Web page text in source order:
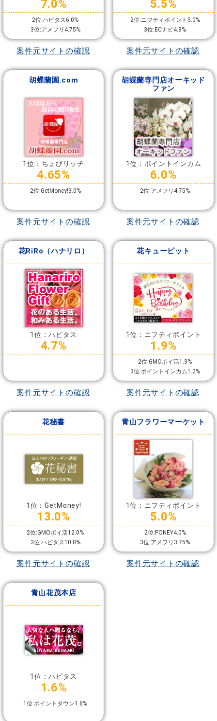
7.0%
2位:ハピタス6.0%
3位:アメフリ4.75%
案件元サイトの確認
5.5%
2位:ニフティポイント5.0%
3位:ECナビ4.8%
案件元サイトの確認
胡蝶蘭園.com
1位：ちょびリッチ
4.65%
2位:GetMoney!3.0%
案件元サイトの確認
胡蝶蘭専門店オーキッド
ファン
1位：ポイントインカム
6.0%
2位:アメフリ4.75%
案件元サイトの確認
花RiRo（ハナリロ）
1位：ハピタス
4.7%
案件元サイトの確認
花キューピット
1位：ニフティポイント
1.9%
2位:GMOポイ活1.3%
3位:ポイントインカム1.2%
案件元サイトの確認
花秘書
1位：GetMoney!
13.0%
2位:GMOポイ活12.0%
3位:ハピタス10.0%
案件元サイトの確認
青山フラワーマーケット
1位：ニフティポイント
5.0%
2位:PONEY4.0%
3位:アメフリ3.75%
案件元サイトの確認
青山花茂本店
1位：ハピタス
1.6%
1位:ポイントタウン1.6%